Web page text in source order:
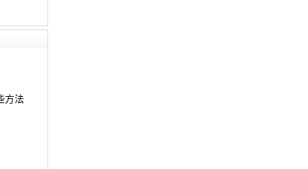
方法